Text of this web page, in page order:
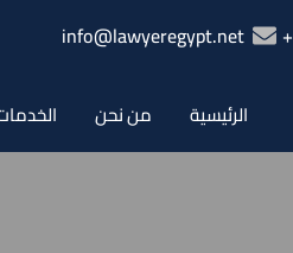
info@lawyeregypt.net
الرئيسية من نحن